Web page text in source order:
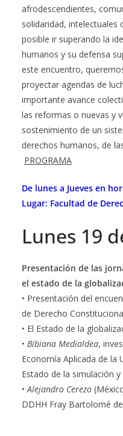
afrodescendientes,
solidaridad, intelectuales
posible ir superando la
humanos y su defensa
este encuentro,
proyectar agendas de
importante avance
las reformas o nuevas y
sostenimiento de un
derechos humanos, de
PROGRAMA
De lunes a Jueves en
Lugar: Facultad de
Lunes 19
Presentación de las
el estado de la
• Presentación del
de Derecho
• El Estado de la
• Bibiana Medialdea,
Economía Aplicada de la
Estado de la simulación
•Alejandro Cerezo
DDHH Fray Bartolomé